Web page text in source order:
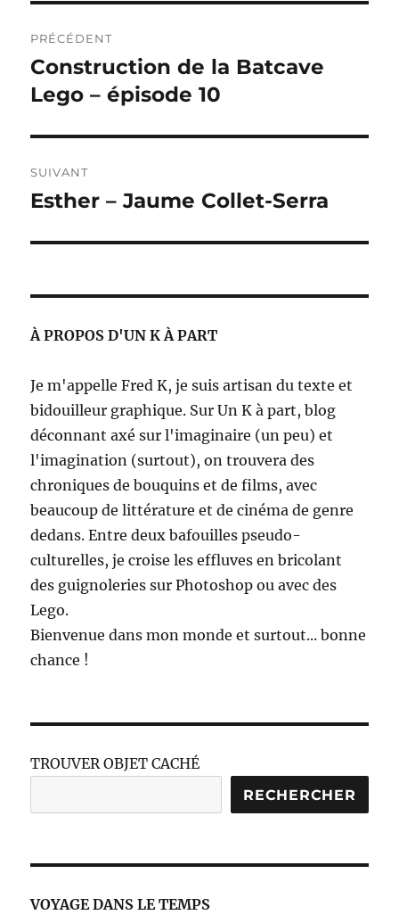
de
l’article
PRÉCÉDENT
Publication
précédente :
Construction de la Batcave
Lego – épisode 10
SUIVANT
Publication
Esther – Jaume Collet-Serra
À PROPOS D'UN K À PART
Je m'appelle Fred K, je suis artisan du texte et
bidouilleur graphique. Sur Un K à part, blog
déconnant axé sur l'imaginaire (un peu) et
l'imagination (surtout), on trouvera des
chroniques de bouquins et de films, avec
beaucoup de littérature et de cinéma de genre
dedans. Entre deux bafouilles pseudo-
culturelles, je croise les effluves en bricolant
des guignoleries sur Photoshop ou avec des
Lego.
Bienvenue dans mon monde et surtout... bonne
chance !
TROUVER OBJET CACHÉ
RECHERCHER
VOYAGE DANS LE TEMPS